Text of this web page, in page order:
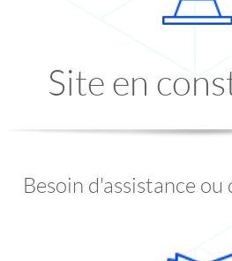
Site en
Besoin d'assistance